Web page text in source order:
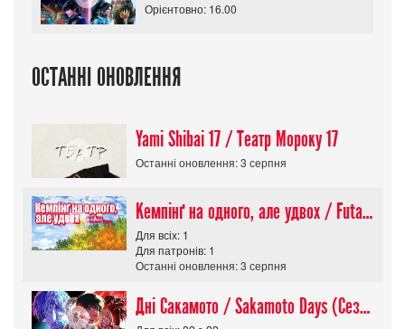
Орієнтовно: 16.00
ОСТАННІ ОНОВЛЕННЯ
Yami Shibai 17 / Театр Мороку 17
Останні оновлення: 3 серпня
Кемпінґ на одного, але удвох / Futari Solo Camp
Для всіх: 1
Для патронів: 1
Останні оновлення: 3 серпня
Дні Сакамото / Sakamoto Days (Сезон 1)